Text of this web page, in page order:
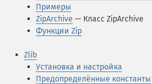
Примеры
ZipArchive — Класс ZipArchive
Функции Zip
Zlib
Установка и настройка
Предопределённые константы